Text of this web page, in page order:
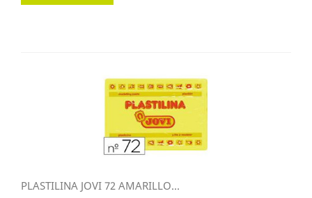
PLASTILINA JOVI 72 AMARILLO...